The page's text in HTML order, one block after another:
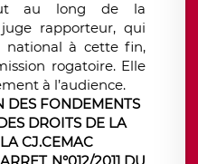
au long de la
rapporteur, qui
national à cette fin,
rogatoire. Elle
à l’audience.
DES FONDEMENTS
DROITS DE LA
CJ.CEMAC